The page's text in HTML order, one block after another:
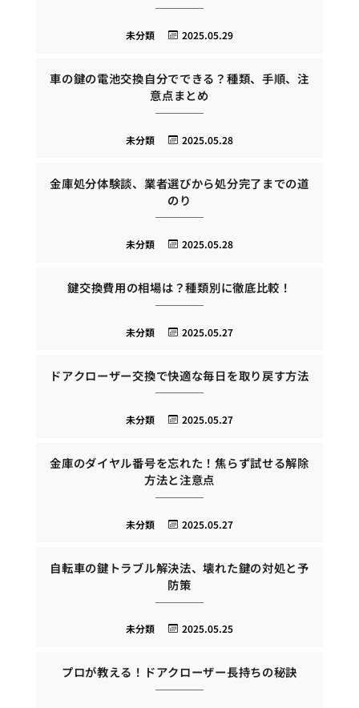
2025.05.29
未分類
車の鍵の電池交換自分でできる？種類、手順、注
意点まとめ
2025.05.28
未分類
金庫処分体験談、業者選びから処分完了までの道
のり
2025.05.28
未分類
鍵交換費用の相場は？種類別に徹底比較！
2025.05.27
未分類
ドアクローザー交換で快適な毎日を取り戻す方法
2025.05.27
未分類
金庫のダイヤル番号を忘れた！焦らず試せる解除
方法と注意点
2025.05.27
未分類
自転車の鍵トラブル解決法、壊れた鍵の対処と予
防策
2025.05.25
未分類
プロが教える！ドアクローザー長持ちの秘訣